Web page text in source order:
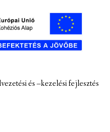
és –kezelési fejlesztés